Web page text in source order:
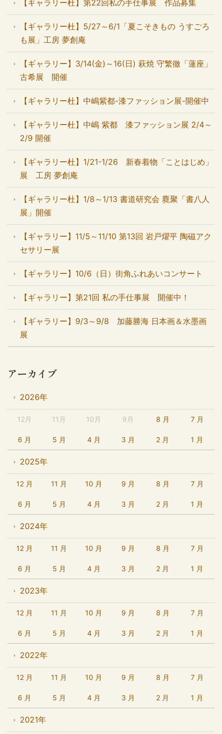
【ギャラリー杜】第22回私の手仕事展 作品募集
【ギャラリー杜】5/27～6/1「夏こそきもの うすごろ
も展」工房 夢創庵
【ギャラリー】3/14(金)～16(日) 萩焼 守繁徹「蓮座」
古希展 開催
【ギャラリー杜】中嶋紫都-漆ファッション展-開催中
【ギャラリー杜】中嶋 紫都 漆ファッション展 2/4～
2/9 開催
【ギャラリー杜】1/21-1/26 新春着物「ことはじめ」
展 工房 夢創庵
【ギャラリー杜】1/8～1/13 書道研究会 麑聚「書八人
展」開催
【ギャラリー】11/5～11/10 第13回 岩戸燿平 陶磁アク
セサリー展
【ギャラリー】10/6（日）街角ふれあいコンサート
【ギャラリー】第21回 私の手仕事展 開催中！
【ギャラリー】9/3～9/8 加藤勝海 日本画＆水墨画
展
アーカイブ
2026年
12月 11月 10月 9月 8 月 7 月
6 月 5 月 4 月 3 月 2 月 1 月
2025年
12 月 11 月 10 月 9 月 8 月 7 月
6 月 5 月 4 月 3 月 2 月 1 月
2024年
12 月 11 月 10 月 9 月 8 月 7 月
6 月 5 月 4 月 3 月 2 月 1 月
2023年
12 月 11 月 10 月 9 月 8 月 7 月
6 月 5 月 4 月 3 月 2 月 1 月
2022年
12 月 11 月 10 月 9 月 8 月 7 月
6 月 5 月 4 月 3 月 2 月 1 月
2021年